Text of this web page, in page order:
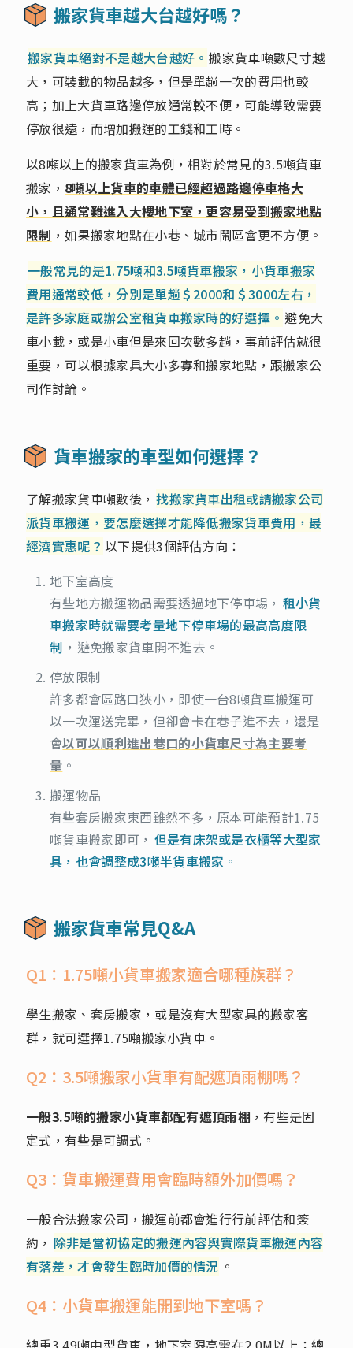
搬家貨車越大台越好嗎？
搬家貨車絕對不是越大台越好。 搬家貨車噸數尺寸越
大，可裝載的物品越多，但是單趟一次的費用也較
高；加上大貨車路邊停放通常較不便，可能導致需要
停放很遠，而增加搬運的工錢和工時。
以8噸以上的搬家貨車為例，相對於常見的3.5噸貨車
搬家， 8噸以上貨車的車體已經超過路邊停車格大
小，且通常難進入大樓地下室，更容易受到搬家地點
限制 ，如果搬家地點在小巷、城市鬧區會更不方便。
一般常見的是1.75噸和3.5噸貨車搬家，小貨車搬家
費用通常較低，分別是單趟＄2000和＄3000左右，
是許多家庭或辦公室租貨車搬家時的好選擇。 避免大
車小載，或是小車但是來回次數多趟，事前評估就很
重要，可以根據家具大小多寡和搬家地點，跟搬家公
司作討論。
貨車搬家的車型如何選擇？
了解搬家貨車噸數後， 找搬家貨車出租或請搬家公司
派貨車搬運，要怎麼選擇才能降低搬家貨車費用，最
經濟實惠呢？ 以下提供3個評估方向：
地下室高度
有些地方搬運物品需要透過地下停車場， 租小貨
車搬家時就需要考量地下停車場的最高高度限
制 ，避免搬家貨車開不進去。
停放限制
許多都會區路口狹小，即使一台8噸貨車搬運可
以一次運送完畢，但卻會卡在巷子進不去，還是
會以可以順利進出巷口的小貨車尺寸為主要考
量 。
搬運物品
有些套房搬家東西雖然不多，原本可能預計1.75
噸貨車搬家即可， 但是有床架或是衣櫃等大型家
具，也會調整成3噸半貨車搬家。
搬家貨車常見Q&A
Q1：1.75噸小貨車搬家適合哪種族群？
學生搬家、套房搬家，或是沒有大型家具的搬家客
群，就可選擇1.75噸搬家小貨車。
Q2：3.5噸搬家小貨車有配遮頂雨棚嗎？
一般3.5噸的搬家小貨車都配有遮頂雨棚 ，有些是固
定式，有些是可調式。
Q3：貨車搬運費用會臨時額外加價嗎？
一般合法搬家公司，搬運前都會進行行前評估和簽
約， 除非是當初協定的搬運內容與實際貨車搬運內容
有落差，才會發生臨時加價的情況 。
Q4：小貨車搬運能開到地下室嗎？